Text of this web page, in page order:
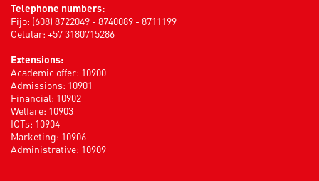
Telephone numbers:
Fijo: (608) 8722049 - 8740089 - 8711199
Celular: +57 3180715286
Extensions:
Academic offer: 10900
Admissions: 10901
Financial: 10902
Welfare: 10903
ICTs: 10904
Marketing: 10906
Administrative: 10909